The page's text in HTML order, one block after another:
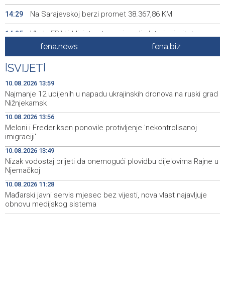
14:29 Na Sarajevskoj berzi promet 38.367,86 KM
14:25
Vlada FBiH i Ministarstvo osigurali plate i prioritetno
rješavaju krizu u RMU Zenica
14:20
Na Bjelašnici danas 18, u Mostaru 40 stepeni, i sutra u
Bosni i Hercegovini sunčano i vruće
14:09 Na Banjalučkoj berzi promet 544.906,42 KM
14:00
Brčko - Povrijeđena osoba u jutrošnjoj pucnjavi van
životne opasnosti
13:59
Najmanje 12 ubijenih u napadu ukrajinskih dronova na
ruski grad Nižnjekamsk
13:59
Šelo Šabić: Evropska konfederacija nije zamjena za
proširenje, već odraz nesigurnosti u Evropi
fena.news fena.biz
SVIJET
10.08.2026 13:59
Najmanje 12 ubijenih u napadu ukrajinskih dronova na ruski grad
Nižnjekamsk
10.08.2026 13:56
Meloni i Frederiksen ponovile protivljenje 'nekontrolisanoj
imigraciji'
10.08.2026 13:49
Nizak vodostaj prijeti da onemogući plovidbu dijelovima Rajne u
Njemačkoj
10.08.2026 11:28
Mađarski javni servis mjesec bez vijesti, nova vlast najavljuje
obnovu medijskog sistema